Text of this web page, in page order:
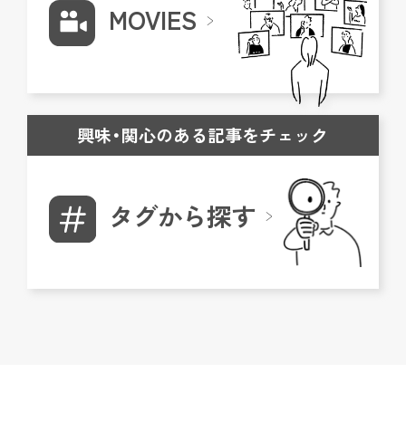
MOVIES
興味・関心のある記事をチェック
タグから探す